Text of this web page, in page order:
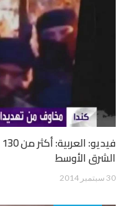
الشرق الأوسط
30 سبتمبر 2014